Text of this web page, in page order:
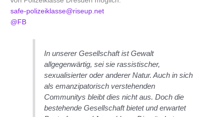
safe-polizeiklasse@riseup.net
@FB
In unserer Gesellschaft ist Gewalt
allgegenwärtig, sei sie rassistischer,
sexualisierter oder anderer Natur. Auch in sich
als emanzipatorisch verstehenden
Communitys bleibt dies nicht aus. Doch die
bestehende Gesellschaft bietet und erwartet